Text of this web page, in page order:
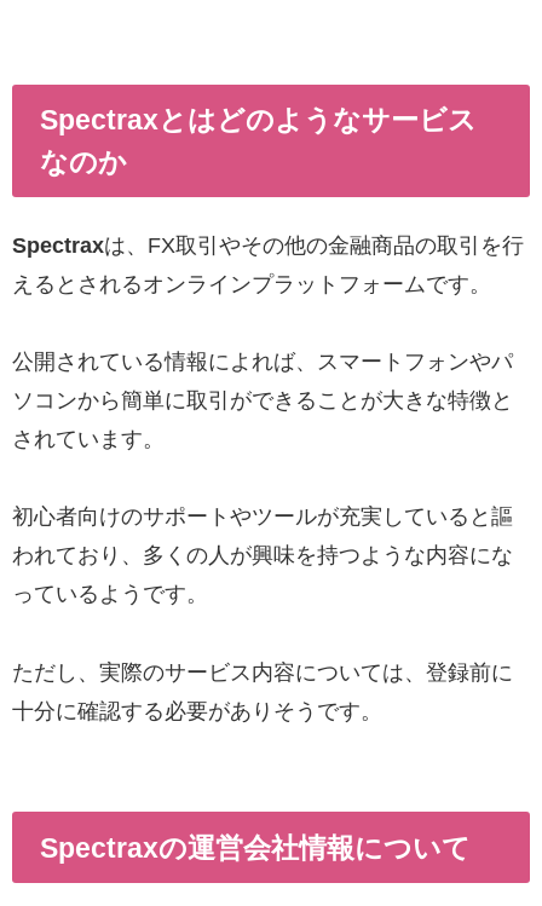
Spectraxとはどのようなサービス
なのか
Spectraxは、FX取引やその他の金融商品の取引を行
えるとされるオンラインプラットフォームです。
公開されている情報によれば、スマートフォンやパ
ソコンから簡単に取引ができることが大きな特徴と
されています。
初心者向けのサポートやツールが充実していると謳
われており、多くの人が興味を持つような内容にな
っているようです。
ただし、実際のサービス内容については、登録前に
十分に確認する必要がありそうです。
Spectraxの運営会社情報について